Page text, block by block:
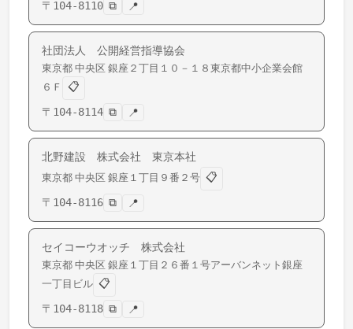
〒 104-8110 ⧉ 📍
社団法人 公開経営指導協会
東京都 中央区 銀座 ２丁目１０－１８東京都中小企業会館
６Ｆ
📋
〒 104-8114 ⧉ 📍
北野建設 株式会社 東京本社
東京都 中央区 銀座 １丁目９番２号 📋
〒 104-8116 ⧉ 📍
セイコーウオッチ 株式会社
東京都 中央区 銀座 １丁目２６番１号アーバンネット銀座
一丁目ビル 📋
〒 104-8118 ⧉ 📍